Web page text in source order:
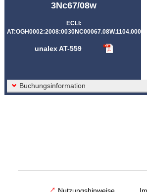
3Nc67/08w
ECLI:
AT:OGH0002:2008:0030NC00067.08W.1104.000
unalex AT-559
Buchungsinformation
Nutzungshinweise